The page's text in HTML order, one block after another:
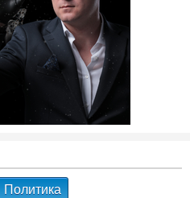
Политика